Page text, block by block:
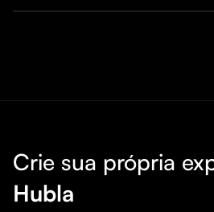
Crie sua própria
Hubla